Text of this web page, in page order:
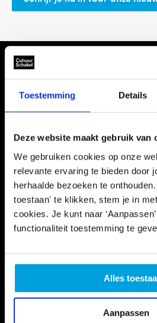
Toestemming Details
Deze website maakt gebruik van
We gebruiken cookies op onze
relevante ervaring te bieden door
herhaalde bezoeken te onthouden.
toestaan' te klikken, stem je in
cookies. Je kunt naar
functionaliteit toestemming te
Alles
Aanpassen
Agenda
het cultuuronderwijs én in de
bijeenkomsten voor scholen en
aanbieders. Samen bouwen we
Get Kick-Started
Voor inspiratie, advies
17
augustus
Filosoferen in de
Voor leerkrachten van
september